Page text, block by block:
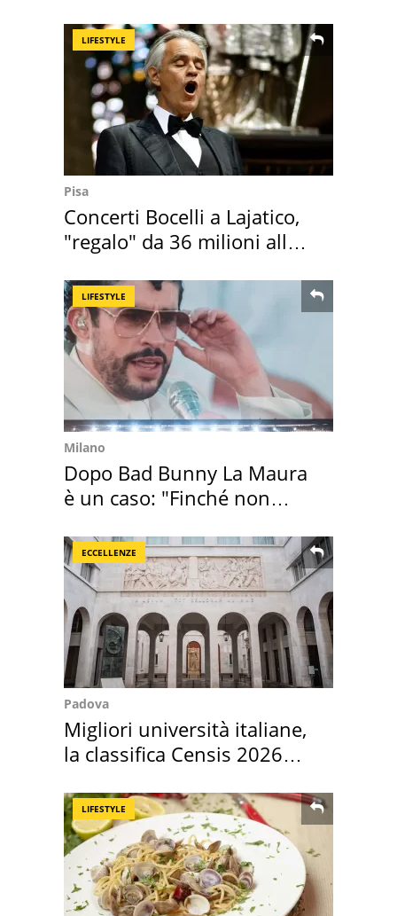
LIFESTYLE
Pisa
Concerti Bocelli a Lajatico,
"regalo" da 36 milioni alla
LIFESTYLE
Milano
Dopo Bad Bunny La Maura
è un caso: "Finché non
ECCELLENZE
Padova
Migliori università italiane,
la classifica Censis 2026
LIFESTYLE